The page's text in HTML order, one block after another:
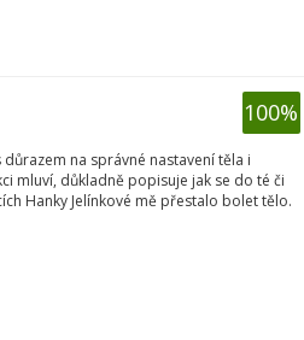
100%
na správné nastavení těla i
mluví, důkladně popisuje jak se do té či
Hanky Jelínkové mě přestalo bolet tělo.